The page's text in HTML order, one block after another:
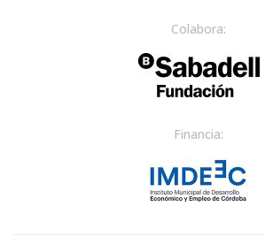
Colabora:
Financia: